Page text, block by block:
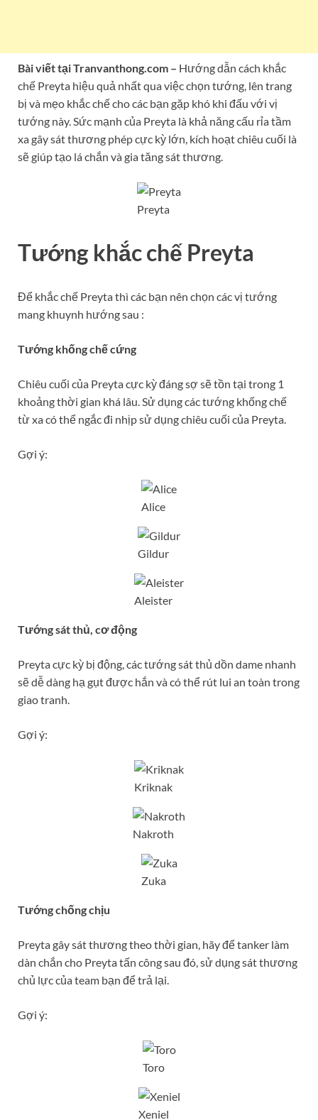
Bài viết tại Tranvanthong.com – Hướng dẫn cách khắc
chế Preyta hiệu quả nhất qua việc chọn tướng, lên trang
bị và mẹo khắc chế cho các bạn gặp khó khi đấu với vị
tướng này. Sức mạnh của Preyta là khả năng cấu rỉa tầm
xa gây sát thương phép cực kỳ lớn, kích hoạt chiêu cuối là
sẽ giúp tạo lá chắn và gia tăng sát thương.
Preyta
Tướng khắc chế Preyta
Để khắc chế Preyta thì các bạn nên chọn các vị tướng
mang khuynh hướng sau :
Tướng khống chế cứng
Chiêu cuối của Preyta cực kỳ đáng sợ sẽ tồn tại trong 1
khoảng thời gian khá lâu. Sử dụng các tướng khống chế
từ xa có thể ngắc đi nhịp sử dụng chiêu cuối của Preyta.
Gợi ý:
Alice
Gildur
Aleister
Tướng sát thủ, cơ động
Preyta cực kỳ bị động, các tướng sát thủ dồn dame nhanh
sẽ dễ dàng hạ gụt được hắn và có thể rút lui an toàn trong
giao tranh.
Gợi ý:
Kriknak
Nakroth
Zuka
Tướng chống chịu
Preyta gây sát thương theo thời gian, hãy để tanker làm
dàn chắn cho Preyta tấn công sau đó, sử dụng sát thương
chủ lực của team bạn để trả lại.
Gợi ý:
Toro
Xeniel